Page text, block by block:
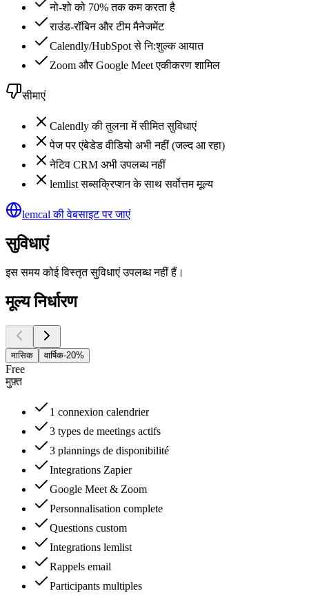
नो-शो को 70% तक कम करता है
राउंड-रॉबिन और टीम मैनेजमेंट
Calendly/HubSpot से नि:शुल्क आयात
Zoom और Google Meet एकीकरण शामिल
सीमाएं
Calendly की तुलना में सीमित सुविधाएं
पेज पर एंबेडेड वीडियो अभी नहीं (जल्द आ रहा)
नेटिव CRM अभी उपलब्ध नहीं
lemlist सब्सक्रिप्शन के साथ सर्वोत्तम मूल्य
lemcal की वेबसाइट पर जाएं
सुविधाएं
इस समय कोई विस्तृत सुविधाएं उपलब्ध नहीं हैं।
मूल्य निर्धारण
मासिक वार्षिक-20%
Free
मुफ़्त
1 connexion calendrier
3 types de meetings actifs
3 plannings de disponibilité
Integrations Zapier
Google Meet & Zoom
Personnalisation complete
Questions custom
Integrations lemlist
Rappels email
Participants multiples